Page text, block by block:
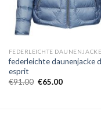
federleichte daunenjacke
esprit
€91.00 €65.00